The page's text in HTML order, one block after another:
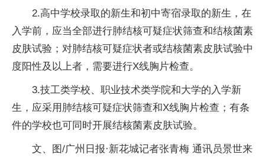
2.高中学校录取的新生和初中寄宿录取的新生，在
入学前，应当全部进行肺结核可疑症状筛查和结核菌素
皮肤试验；对肺结核可疑症状者或结核菌素皮肤试验中
度阳性及以上者，需要进行X线胸片检查。
3.技工类学校、职业技术类学院和大学的入学新
生，应采用肺结核可疑症状筛查和X线胸片检查；有条
件的学校也可同时开展结核菌素皮肤试验。
文、图/广州日报·新花城记者张青梅 通讯员景世来